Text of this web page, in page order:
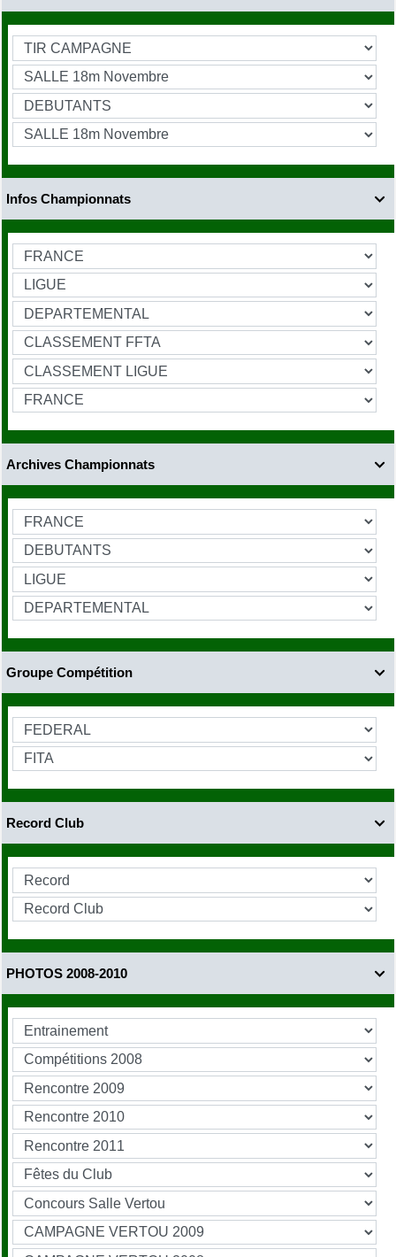

Infos Championnats

Archives Championnats

Groupe Compétition

Record Club

PHOTOS 2008-2010